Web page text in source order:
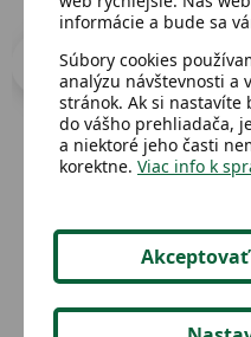
Poháre 2dcl,so
informácie a bude sa
Súbory cookies
analýzu návštevnosti a
stránok. Ak si nastavíte
do vášho prehliadača,
a niektoré jeho časti
korektne. Viac info k